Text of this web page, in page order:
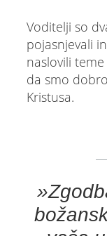
Voditelji so
pojasnjevali
naslovili
da smo
Kristusa.